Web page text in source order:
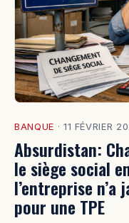
BANQUE · 11 FÉVRIER
Absurdistan:
le siège social
l’entreprise
pour une TPE